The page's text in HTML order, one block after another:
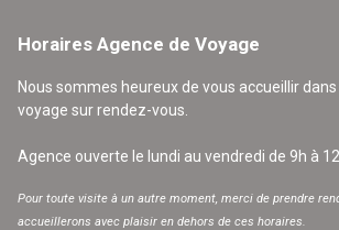
Horaires Agence de Voyage
Nous sommes heureux de vous accueillir
voyage sur rendez-vous.
Agence ouverte le lundi au vendredi de 9h à
Pour toute visite à un autre moment, merci de prendre
accueillerons avec plaisir en dehors de ces horaires.